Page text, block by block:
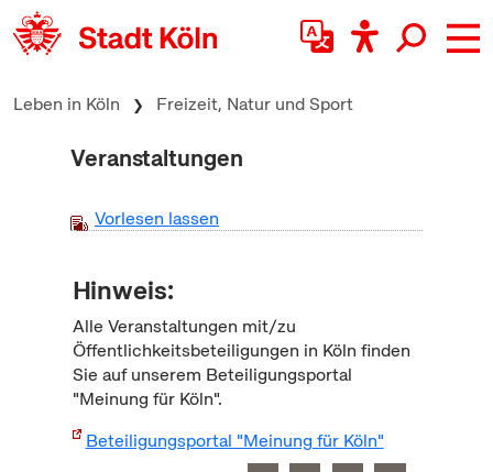
zum Inhalt springen
Leben in Köln Freizeit, Natur und Sport
Veranstaltungen
Vorlesen lassen
Hinweis:
Alle Veranstaltungen mit/zu
Öffentlichkeitsbeteiligungen in Köln finden
Sie auf unserem Beteiligungsportal
"Meinung für Köln".
Beteiligungsportal "Meinung für Köln"